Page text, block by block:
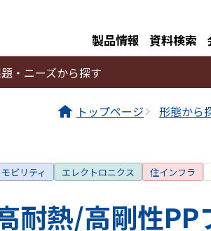
製品情報 資料検索
・ニーズから探す
トップページ 形態から
モビリティ エレクトロニクス 住インフラ
耐熱/高剛性PP